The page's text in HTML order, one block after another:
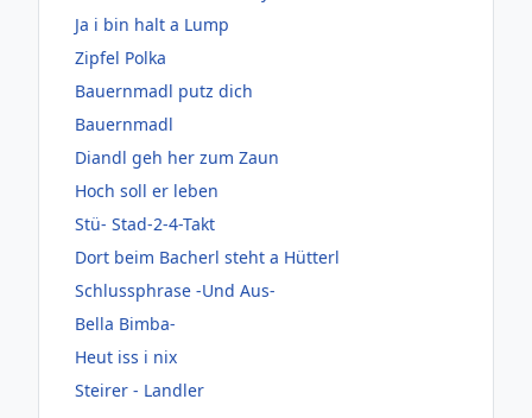
Ja i bin halt a Lump
Zipfel Polka
Bauernmadl putz dich
Bauernmadl
Diandl geh her zum Zaun
Hoch soll er leben
Stü- Stad-2-4-Takt
Dort beim Bacherl steht a Hütterl
Schlussphrase -Und Aus-
Bella Bimba-
Heut iss i nix
Steirer - Landler